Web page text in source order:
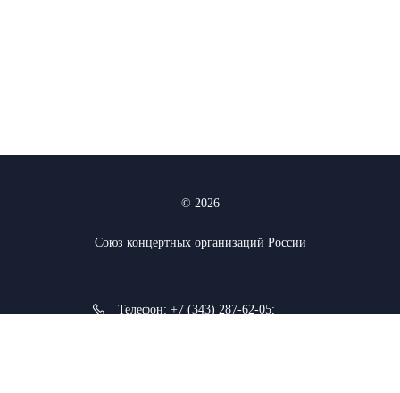
© 2026
Союз концертных организаций России
Телефон: +7 (343) 287-62-05;